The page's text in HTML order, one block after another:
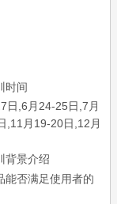
时间
日,6月24-25日,7月
,11月19-20日,12月
背景介绍
能否满足使用者的